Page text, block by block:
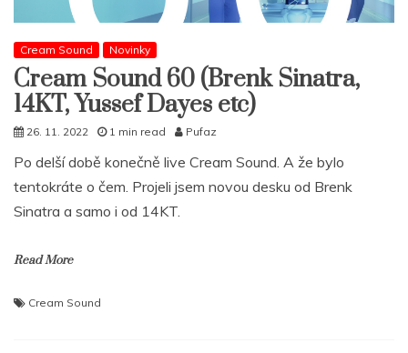
Cream Sound Novinky
Cream Sound 60 (Brenk Sinatra,
14KT, Yussef Dayes etc)
26. 11. 2022 1 min read Pufaz
Po delší době konečně live Cream Sound. A že bylo
tentokráte o čem. Projeli jsem novou desku od Brenk
Sinatra a samo i od 14KT.
Read More
Cream Sound